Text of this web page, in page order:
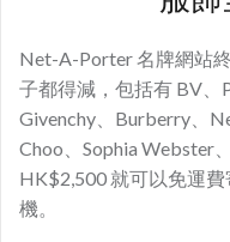
Net-A-Porter 名牌網站
子都得減，包括有 BV、
Givenchy、Burberry、
Choo、Sophia Webster
HK$2,500 就可以免運
機。